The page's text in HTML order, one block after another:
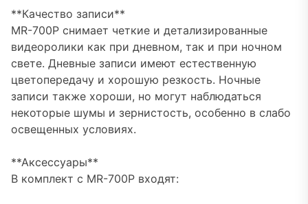
**Качество записи**
MR-700P снимает четкие и детализированные
видеоролики как при дневном, так и при ночном
свете. Дневные записи имеют естественную
цветопередачу и хорошую резкость. Ночные
записи также хороши, но могут наблюдаться
некоторые шумы и зернистость, особенно в слабо
освещенных условиях.
**Аксессуары**
В комплект с MR-700P входят: